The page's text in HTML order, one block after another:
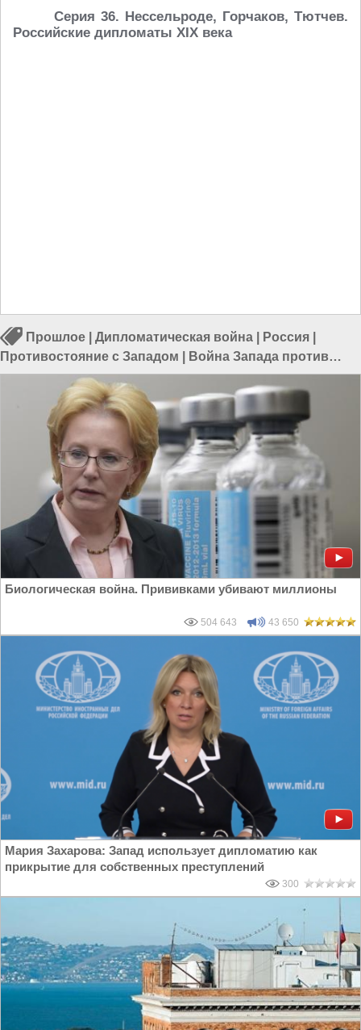
Серия 36. Нессельроде, Горчаков, Тютчев.
Российские дипломаты XIX века
Прошлое Дипломатическая война Россия
Противостояние с Западом
Война Запада против
России|Русская история
Биологическая война. Прививками убивают миллионы
504 643 43 650
Мария Захарова: Запад использует дипломатию как
прикрытие для собственных преступлений
300